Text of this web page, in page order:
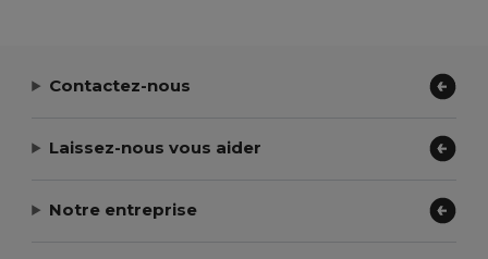
Contactez-nous
Laissez-nous vous aider
Notre entreprise